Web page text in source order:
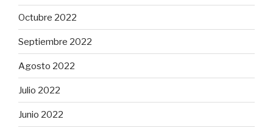
Octubre 2022
Septiembre 2022
Agosto 2022
Julio 2022
Junio 2022